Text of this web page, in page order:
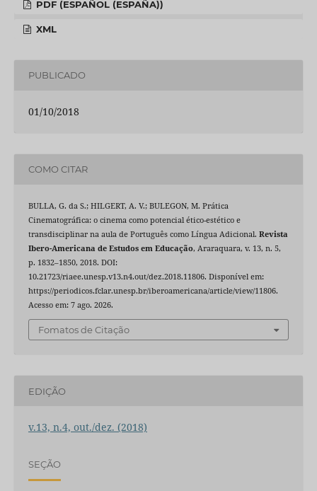
PDF (ESPAÑOL (ESPAÑA))
XML
PUBLICADO
01/10/2018
COMO CITAR
BULLA, G. da S.; HILGERT, A. V.; BULEGON, M. Prática
Cinematográfica: o cinema como potencial ético-estético e
transdisciplinar na aula de Português como Língua Adicional. Revista
Ibero-Americana de Estudos em Educação, Araraquara, v. 13, n. 5,
p. 1832–1850, 2018. DOI:
10.21723/riaee.unesp.v13.n4.out/dez.2018.11806. Disponível em:
https://periodicos.fclar.unesp.br/iberoamericana/article/view/11806.
Acesso em: 7 ago. 2026.
Fomatos de Citação
EDIÇÃO
v.13, n.4, out./dez. (2018)
SEÇÃO